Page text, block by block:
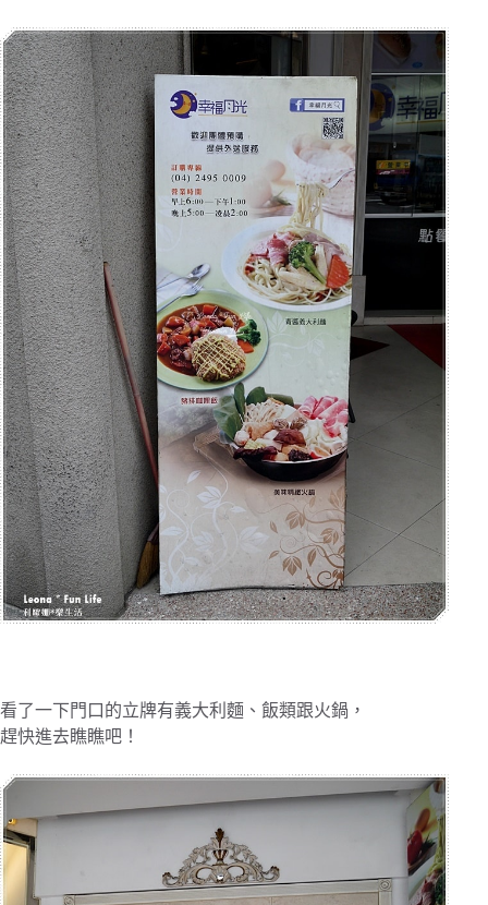
看了一下門口的立牌有義大利麵、飯類跟火鍋，
趕快進去瞧瞧吧！